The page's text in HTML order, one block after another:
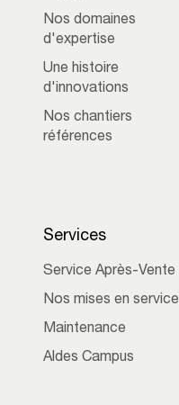
Nos domaines
d'expertise
Une histoire
d'innovations
Nos chantiers
références
Services
Service Après-Vente
Nos mises en service
Maintenance
Aldes Campus